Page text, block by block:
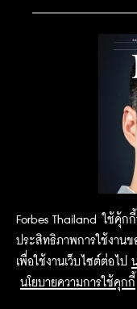
Forbes Thailand ใช้คุ้ก
ประสิทธิภาพการใช้งาน
เพื่อใช้งานเว็บไซต์ต่อไป
นโยบายความการใช้คุกกี้
2015